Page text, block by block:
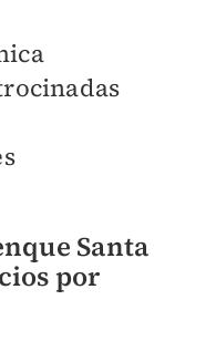
Santa
por